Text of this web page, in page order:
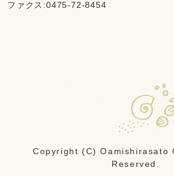
ファクス:0475-72-8454
Copyright (C) Oamishirasato
Reserved.